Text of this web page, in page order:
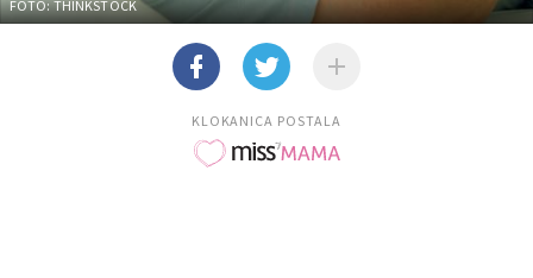
FOTO: THINKSTOCK
KLOKANICA POSTALA